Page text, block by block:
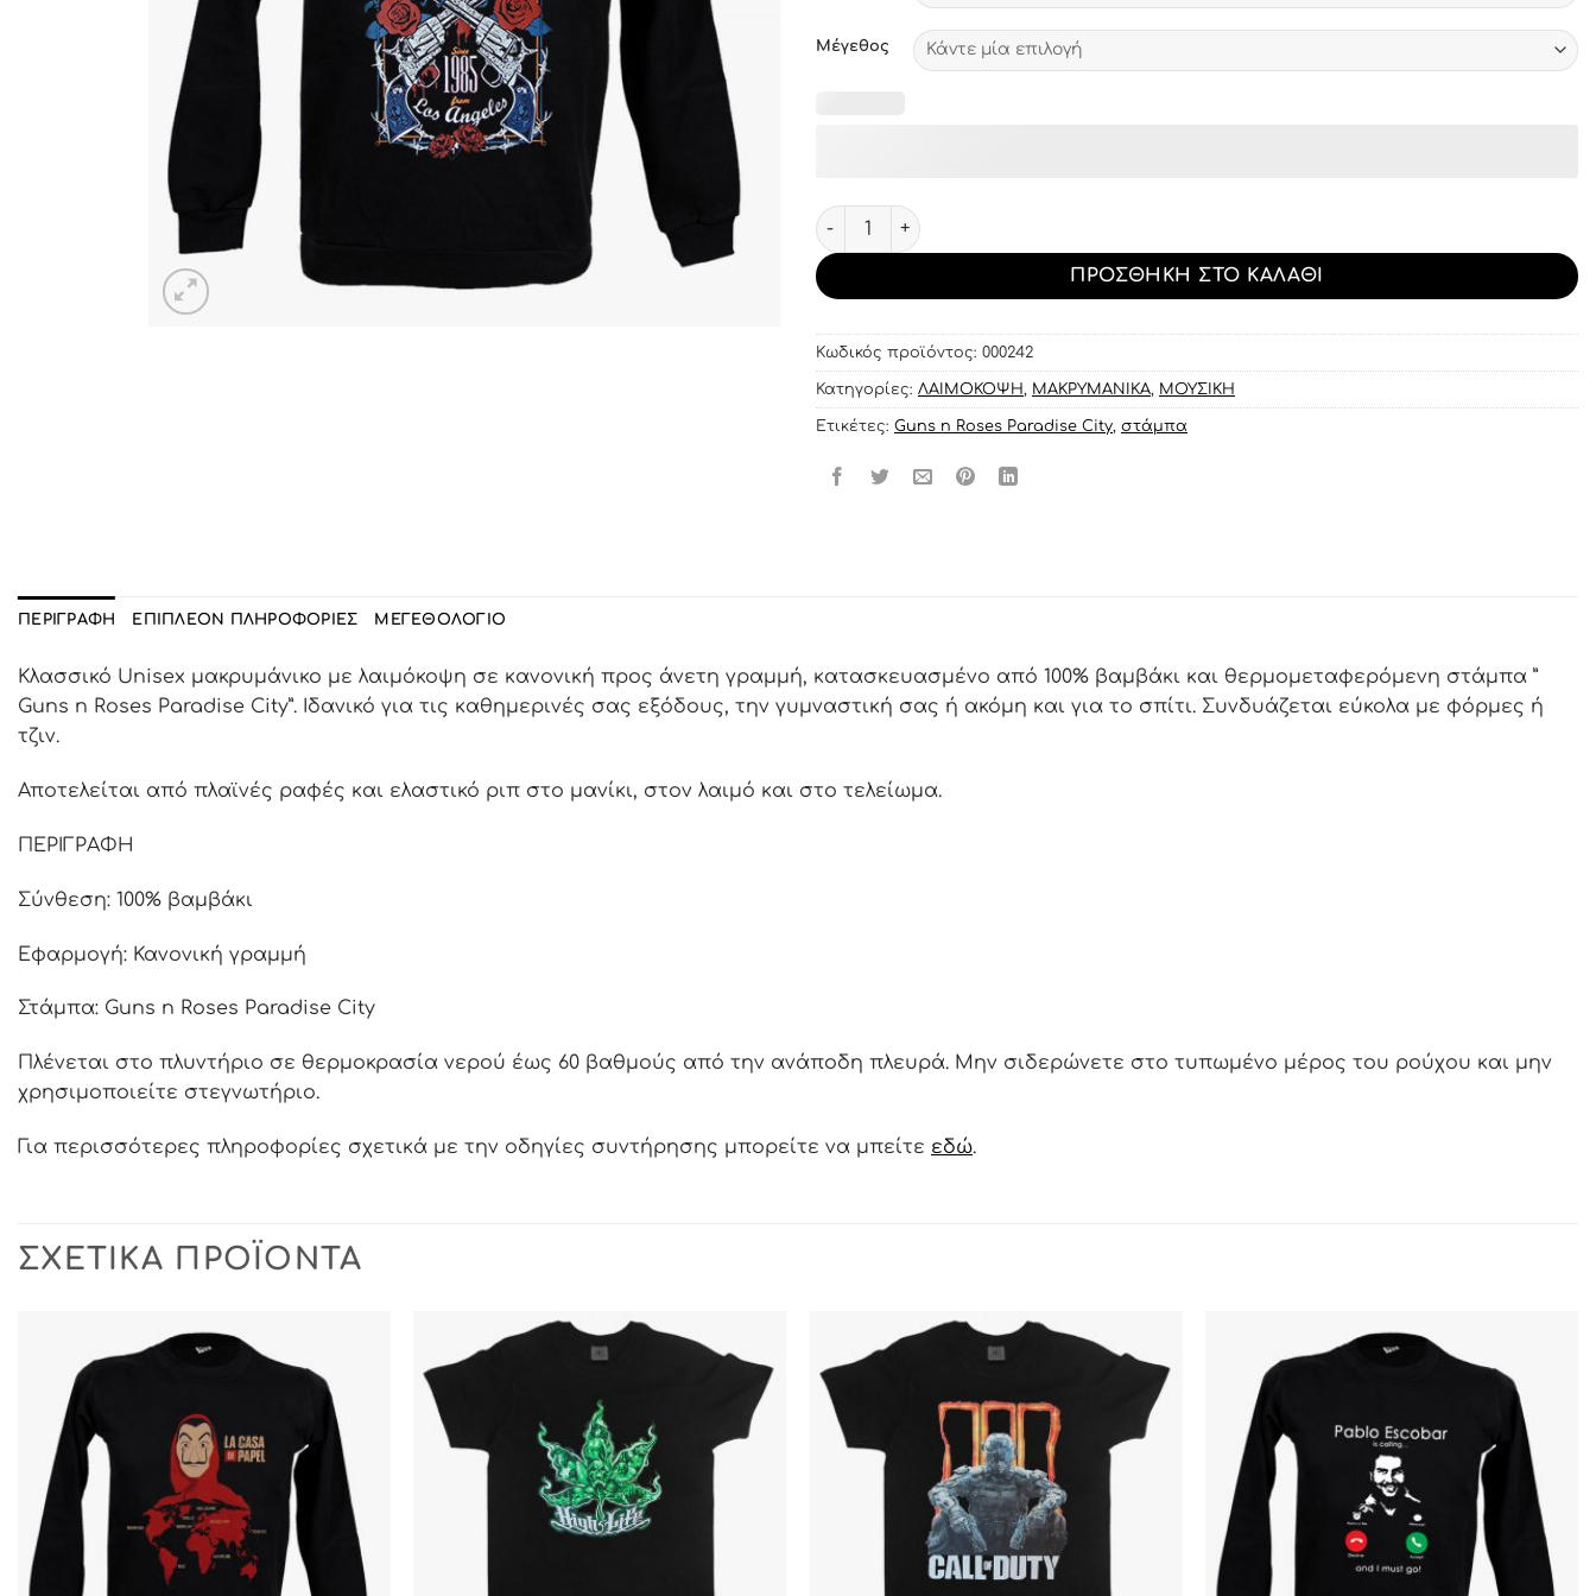
Μέγεθος
Μακρυμάνικο με στάμπα Guns n Roses Paradise City ποσότητα
ΠΡΟΣΘΉΚΗ ΣΤΟ ΚΑΛΆΘΙ
Κωδικός προϊόντος: 000242
Κατηγορίες: ΛΑΙΜΟΚΟΨΗ , ΜΑΚΡΥΜΑΝΙΚΑ, ΜΟΥΣΙΚΗ
Ετικέτες: Guns n Roses Paradise City, στάμπα
ΠΕΡΙΓΡΑΦΉ ΕΠΙΠΛΈΟΝ ΠΛΗΡΟΦΟΡΊΕΣ ΜΕΓΕΘΟΛΌΓΙΟ
Κλασσικό Unisex μακρυμάνικο με λαιμόκοψη σε κανονική προς άνετη γραμμή, κατασκευασμένο από 100% βαμβάκι και θερμομεταφερόμενη στάμπα ”
Guns n Roses Paradise City”. Ιδανικό για τις καθημερινές σας εξόδους, την γυμναστική σας ή ακόμη και για το σπίτι. Συνδυάζεται εύκολα με φόρμες ή
τζιν.
Αποτελείται από πλαϊνές ραφές και ελαστικό ριπ στο μανίκι, στον λαιμό και στο τελείωμα.
ΠΕΡΙΓΡΑΦΗ
Σύνθεση: 100% βαμβάκι
Εφαρμογή: Κανονική γραμμή
Στάμπα: Guns n Roses Paradise City
Πλένεται στο πλυντήριο σε θερμοκρασία νερού έως 60 βαθμούς από την ανάποδη πλευρά. Μην σιδερώνετε στο τυπωμένο μέρος του ρούχου και μην
χρησιμοποιείτε στεγνωτήριο.
Για περισσότερες πληροφορίες σχετικά με την οδηγίες συντήρησης μπορείτε να μπείτε εδώ.
ΣΧΕΤΙΚΆ ΠΡΟΪΌΝΤΑ
ΠΡΟΣΘΉΚΗ
ΣΤΗΝ ΛΊΣΤΑ
ΕΠΙΘΥΜΙΏΝ
ΕΠΙΘΥΜΙΏΝ
ΕΠΙΘΥΜΙΏΝ
ΠΡΟΣΘΉΚΗ
ΣΤΗΝ ΛΊΣΤΑ
ΕΠΙΘΥΜΙΏΝ